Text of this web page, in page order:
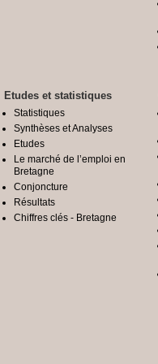
Etudes et statistiques
Statistiques
Synthèses et Analyses
Etudes
Le marché de l’emploi en
Bretagne
Conjoncture
Résultats
Chiffres clés - Bretagne